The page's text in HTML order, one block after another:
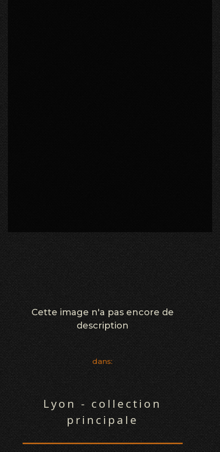
Cette image n'a pas encore de
description
dans:
Lyon - collection
principale